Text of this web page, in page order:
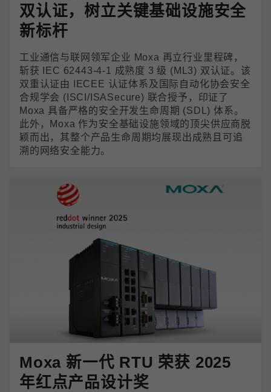
双认证，树立关键基础设施安全
新标杆
工业通信与联网领军企业 Moxa 再立行业里程碑，
斩获 IEC 62443-4-1 成熟度 3 级 (ML3) 双认证。该
双重认证由 IECEE 认证体系及国际自动化协会安全
合规学会 (ISCI/ISASecure) 联合授予，印证了
Moxa 具备严格的安全开发生命周期 (SDL) 体系。
此外，Moxa 作为安全基础设施领域的顶尖供应商脱
颖而出，其整个产品生命周期均展现出成熟且可追
溯的网络安全能力。
Moxa 新一代 RTU 荣获 2025
年红点产品设计奖